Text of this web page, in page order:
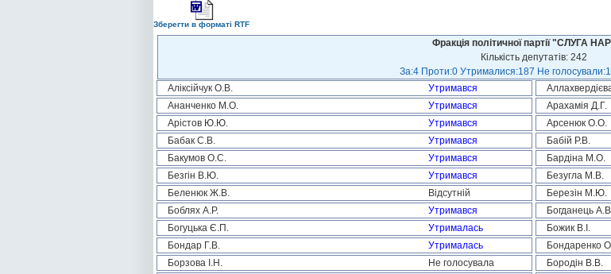
Зберегти в форматі RTF
Фракція політичної партії "СЛУГА
Кількість депутатів: 242
За:4 Проти:0 Утрималися:187 Не
Аліксійчук О.В.
Утримався
Ананченко М.О.
Утримався Арахамія Д.Г.
Арістов Ю.Ю.
Утримався Арсенюк О.О.
Бабак С.В.
Утримався Бабій Р.В.
Бакумов О.С.
Утримався Бардіна М.О.
Безгін В.Ю.
Утримався Безугла М.В.
Беленюк Ж.В.
Відсутній Березін М.Ю.
Боблях А.Р.
Утримався Богданець
Богуцька Є.П.
Утрималась Божик В.І.
Бондар Г.В.
Утрималась Бондаренко
Борзова І.Н.
Не голосувала Бородін В.В.